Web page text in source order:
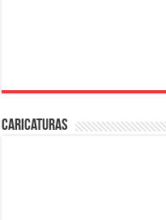
Caricaturas